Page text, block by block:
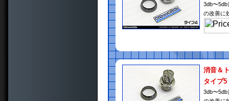
3db〜
の改善に
消音＆
タイプ5
3db〜